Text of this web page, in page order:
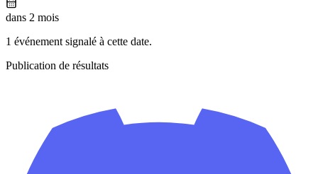
dans 2 mois
1 événement signalé à cette date.
Publication de résultats